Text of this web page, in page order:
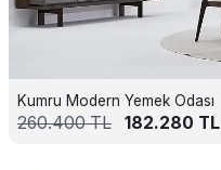
Kumru Modern Yemek Odası
260.400TL 182.280 TL